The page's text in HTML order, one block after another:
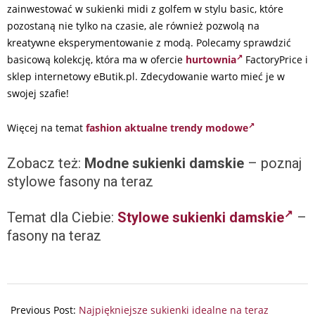
zainwestować w sukienki midi z golfem w stylu basic, które
pozostaną nie tylko na czasie, ale również pozwolą na
kreatywne eksperymentowanie z modą. Polecamy sprawdzić
basicową kolekcję, która ma w ofercie hurtownia
FactoryPrice i
sklep internetowy eButik.pl. Zdecydowanie warto mieć je w
swojej szafie!
Więcej na temat fashion aktualne trendy modowe
Zobacz też: Modne sukienki damskie – poznaj
stylowe fasony na teraz
Temat dla Ciebie: Stylowe sukienki damskie
–
fasony na teraz
12-
Previous Post: Najpiękniejsze sukienki idealne na teraz